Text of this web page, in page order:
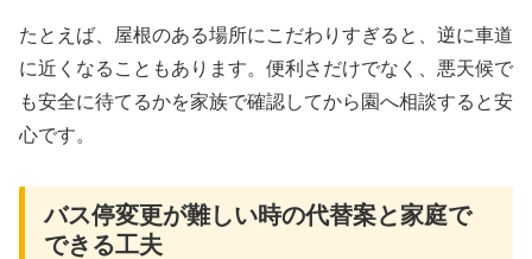
たとえば、屋根のある場所にこだわりすぎると、逆に車道
に近くなることもあります。便利さだけでなく、悪天候で
も安全に待てるかを家族で確認してから園へ相談すると安
心です。
バス停変更が難しい時の代替案と家庭で
できる工夫